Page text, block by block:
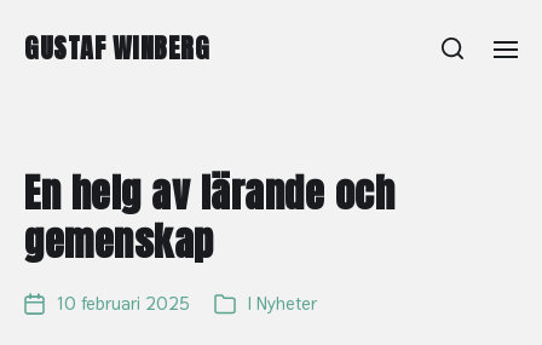
GUSTAF WINBERG
En helg av lärande och
gemenskap
10 februari 2025 I Nyheter